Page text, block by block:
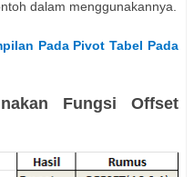
dalam menggunakannya.
Pada Pivot Tabel Pada
Fungsi Offset